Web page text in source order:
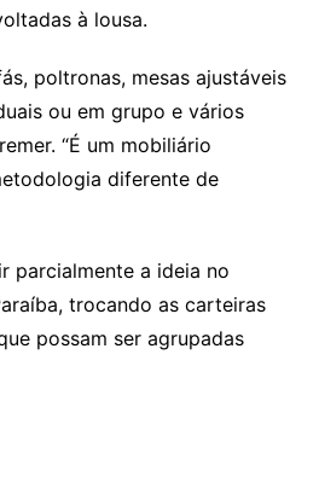
à lousa.
poltronas, mesas ajustáveis
ou em grupo e vários
“É um mobiliário
diferente de
parcialmente a ideia no
trocando as carteiras
possam ser agrupadas